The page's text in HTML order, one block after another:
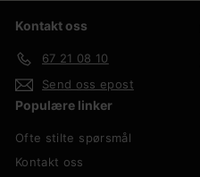
Kontakt oss
67 21 08 10
Send oss epost
Populære linker
Ofte stilte spørsmål
Kontakt oss